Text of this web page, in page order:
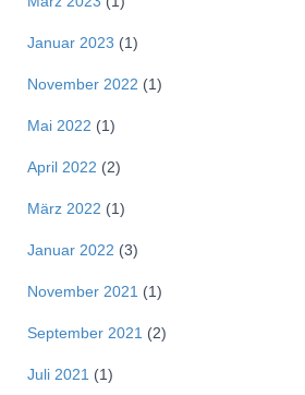
Januar 2023 (1)
November 2022 (1)
Mai 2022 (1)
April 2022 (2)
März 2022 (1)
Januar 2022 (3)
November 2021 (1)
September 2021 (2)
Juli 2021 (1)